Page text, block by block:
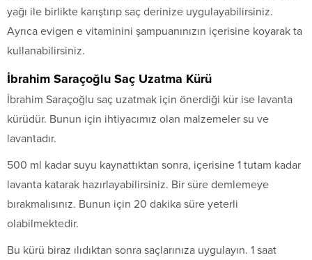
yağı ile birlikte karıştırıp saç derinize uygulayabilirsiniz.
Ayrıca evigen e vitaminini şampuanınızın içerisine koyarak ta
kullanabilirsiniz.
İbrahim Saraçoğlu Saç Uzatma Kürü
İbrahim Saraçoğlu saç uzatmak için önerdiği kür ise lavanta
kürüdür. Bunun için ihtiyacımız olan malzemeler su ve
lavantadır.
500 ml kadar suyu kaynattıktan sonra, içerisine 1 tutam kadar
lavanta katarak hazırlayabilirsiniz. Bir süre demlemeye
bırakmalısınız. Bunun için 20 dakika süre yeterli
olabilmektedir.
Bu kürü biraz ılıdıktan sonra saçlarınıza uygulayın. 1 saat